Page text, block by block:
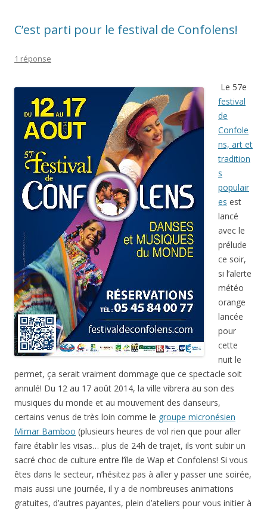
C’est parti pour le festival de Confolens!
1 réponse
Le 57e
festival
de
Confole
ns, art et
tradition
s
populair
es est
lancé
avec le
prélude
ce soir,
si l’alerte
météo
orange
lancée
pour
cette
nuit le
permet, ça serait vraiment dommage que ce spectacle soit
annulé! Du 12 au 17 août 2014, la ville vibrera au son des
musiques du monde et au mouvement des danseurs,
certains venus de très loin comme le groupe micronésien
Mimar Bamboo (plusieurs heures de vol rien que pour aller
faire établir les visas… plus de 24h de trajet, ils vont subir un
sacré choc de culture entre l’île de Wap et Confolens! Si vous
êtes dans le secteur, n’hésitez pas à aller y passer une soirée,
mais aussi une journée, il y a de nombreuses animations
gratuites, d’autres payantes, plein d’ateliers pour vous initier à